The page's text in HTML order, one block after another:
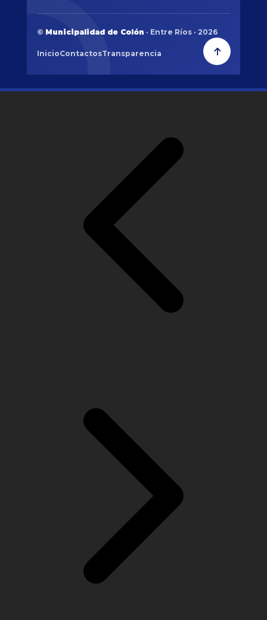
© Municipalidad de Colón · Entre Ríos · 2026
InicioContactosTransparencia